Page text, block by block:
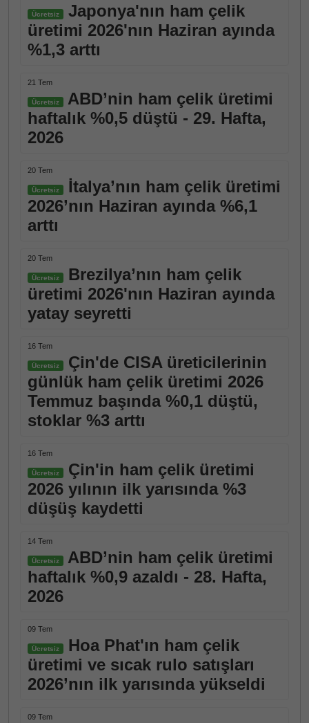
Ücretsiz
Japonya'nın ham çelik
üretimi 2026'nın Haziran ayında
%1,3 arttı
21 Tem
Ücretsiz
ABD’nin ham çelik üretimi
haftalık %0,5 düştü - 29. Hafta,
2026
20 Tem
Ücretsiz
İtalya’nın ham çelik üretimi
2026’nın Haziran ayında %6,1
arttı
20 Tem
Ücretsiz
Brezilya’nın ham çelik
üretimi 2026'nın Haziran ayında
yatay seyretti
16 Tem
Ücretsiz
Çin'de CISA üreticilerinin
günlük ham çelik üretimi 2026
Temmuz başında %0,1 düştü,
stoklar %3 arttı
16 Tem
Ücretsiz
Çin'in ham çelik üretimi
2026 yılının ilk yarısında %3
düşüş kaydetti
14 Tem
Ücretsiz
ABD’nin ham çelik üretimi
haftalık %0,9 azaldı - 28. Hafta,
2026
09 Tem
Ücretsiz
Hoa Phat'ın ham çelik
üretimi ve sıcak rulo satışları
2026’nın ilk yarısında yükseldi
09 Tem